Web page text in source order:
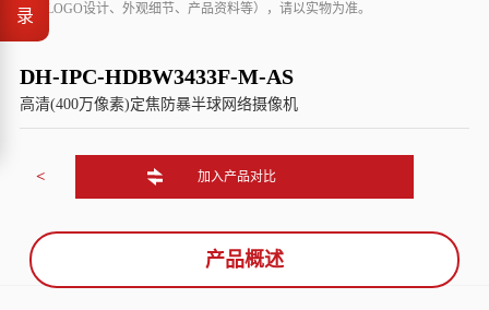
<
数、LOGO设计、外观细节、产品资料等），请以实物为准。
DH-IPC-HDBW3433F-M-AS
高清(400万像素)定焦防暴半球网络摄像机
加入产品对比
产品概述
录